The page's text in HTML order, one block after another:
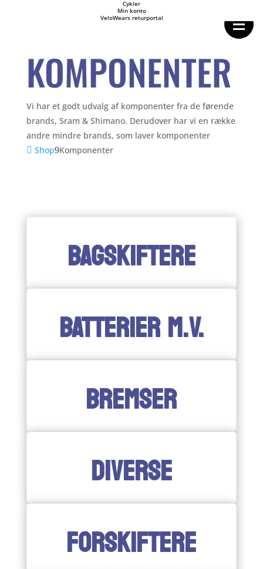
Geargrupper
Komponenter
Tilbehør
Værktøj
Wattmålere
Cykler
Min konto
VeloWears returportal
KOMPONENTER
Vi har et godt udvalg af komponenter fra de førende
brands, Sram & Shimano. Derudover har vi en række
andre mindre brands, som laver komponenter
Shop Komponenter
BAGSKIFTERE
BATTERIER M.V.
BREMSER
DIVERSE
FORSKIFTERE